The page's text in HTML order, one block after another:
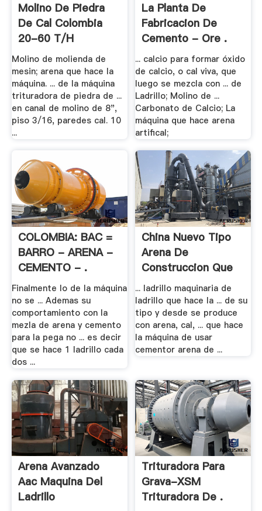
Molino De Piedra
De Cal Colombia
20-60 T/h
Molino de molienda de
mesin; arena que hace la
máquina. ... de la máquina
trituradora de piedra de ...
en canal de molino de 8",
piso 3/16, paredes cal. 10
...
La Planta De
Fabricacion De
Cemento - Ore .
... calcio para formar óxido
de calcio, o cal viva, que
luego se mezcla con ... de
Ladrillo; Molino de ...
Carbonato de Calcio; La
máquina que hace arena
artifical;
COLOMBIA: BAC =
BARRO - ARENA -
CEMENTO - .
Finalmente lo de la máquina
no se ... Ademas su
comportamiento con la
mezla de arena y cemento
para la pega no ... es decir
que se hace 1 ladrillo cada
dos ...
China Nuevo Tipo
Arena De
Construccion Que
Hace .
... ladrillo maquinaria de
ladrillo que hace la ... de su
tipo y desde se produce
con arena, cal, ... que hace
la máquina de usar
cementor arena de ...
Arena Avanzado
Aac Maquina Del
Ladrillo
Trituradora Para
Grava-XSM
Trituradora De .